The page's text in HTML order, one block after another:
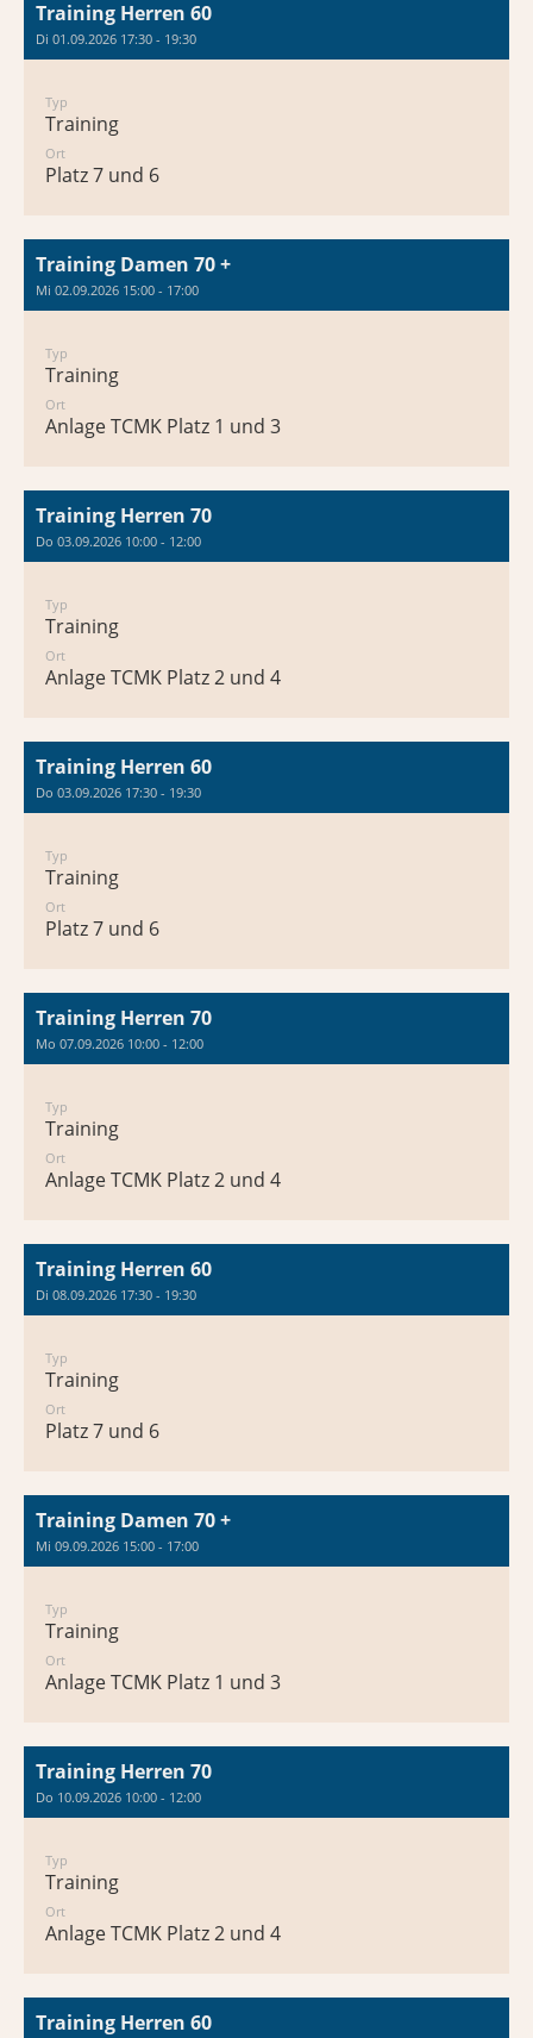
Training Herren 60
Di 01.09.2026 17:30 - 19:30
Typ
Training
Ort
Platz 7 und 6
Training Damen 70 +
Mi 02.09.2026 15:00 - 17:00
Typ
Training
Ort
Anlage TCMK Platz 1 und 3
Training Herren 70
Do 03.09.2026 10:00 - 12:00
Typ
Training
Ort
Anlage TCMK Platz 2 und 4
Training Herren 60
Do 03.09.2026 17:30 - 19:30
Typ
Training
Ort
Platz 7 und 6
Training Herren 70
Mo 07.09.2026 10:00 - 12:00
Typ
Training
Ort
Anlage TCMK Platz 2 und 4
Training Herren 60
Di 08.09.2026 17:30 - 19:30
Typ
Training
Ort
Platz 7 und 6
Training Damen 70 +
Mi 09.09.2026 15:00 - 17:00
Typ
Training
Ort
Anlage TCMK Platz 1 und 3
Training Herren 70
Do 10.09.2026 10:00 - 12:00
Typ
Training
Ort
Anlage TCMK Platz 2 und 4
Training Herren 60